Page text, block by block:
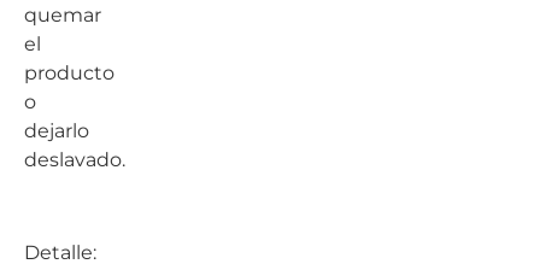
quemar
el
producto
o
dejarlo
deslavado.
Detalle: